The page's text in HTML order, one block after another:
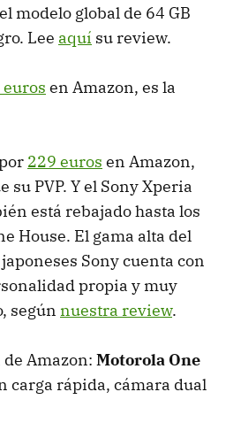
modelo global de 64 GB
Lee aquí su review.
en Amazon, es la
229 euros en Amazon,
su PVP. Y el Sony Xperia
está rebajado hasta los
House. El gama alta del
Sony cuenta con
propia y muy
según nuestra review.
Amazon: Motorola One
carga rápida, cámara dual